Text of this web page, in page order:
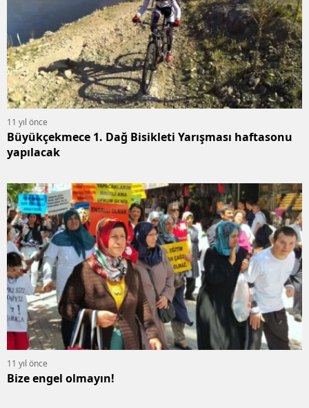
11 yıl önce
Büyükçekmece 1. Dağ Bisikleti Yarışması haftasonu
yapılacak
11 yıl önce
Bize engel olmayın!